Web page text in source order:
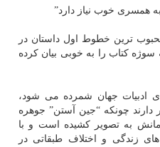
همسری خوب نیاز دارد”
ترین خطوط اول داستان در
كتاب را به خوبی بیان كرده
ادبیات جهان شمرده می شود،
دارند چونكه “جین آستن” جوهره
به تصویر كشیده است و با
زندگی و اختلاف طبقاتی در